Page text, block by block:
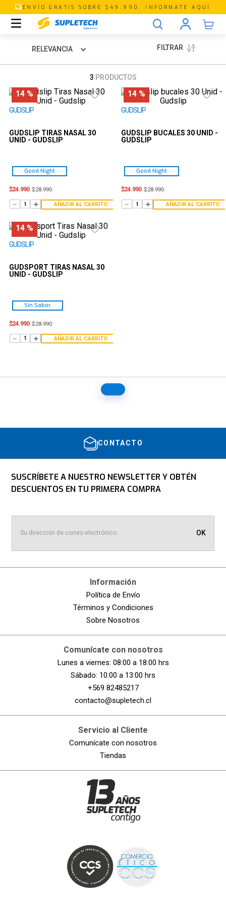
ENVÍO GRATIS SOBRE $49.990. INFORMATE AQUÍ
RELEVANCIA FILTRAR
3 PRODUCTOS
14 %
GUDSLIP
GUDSLIP TIRAS NASAL 30
UNID - GUDSLIP
Good Night
$24.990 $28.990
＋
－ AÑADIR AL CARRITO
14 %
GUDSLIP
GUDSLIP BUCALES 30 UNID -
GUDSLIP
Good Night
$24.990 $28.990
＋
－ AÑADIR AL CARRITO
14 %
GUDSLIP
GUDSPORT TIRAS NASAL 30
UNID - GUDSLIP
Sin Sabor
$24.990 $28.990
＋
－ AÑADIR AL CARRITO
CONTACTO
SUSCRÍBETE A NUESTRO NEWSLETTER Y OBTÉN
DESCUENTOS EN TU PRIMERA COMPRA
OK
Información
Política de Envío
Términos y Condiciones
Sobre Nosotros
Comunícate con nosotros
Lunes a viernes: 08:00 a 18:00 hrs
Sábado: 10:00 a 13:00 hrs
+569 82485217
contacto@supletech.cl
Servicio al Cliente
Comunícate con nosotros
Tiendas